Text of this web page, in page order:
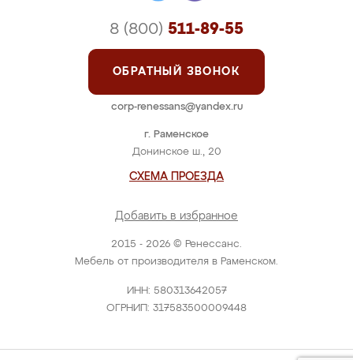
2015 - 2026 © Ренессанс.
Мебель от производителя в Раменском.
ИНН: 580313642057
ОГРНИП: 317583500009448
г. Раменское
Донинское ш., 20
СХЕМА ПРОЕЗДА
Добавить в избранное
8 (800) 511-89-55
ОБРАТНЫЙ ЗВОНОК
corp-renessans@yandex.ru